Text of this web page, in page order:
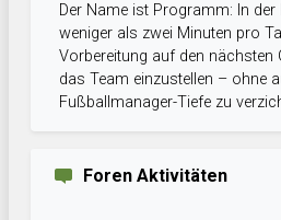
Der Name ist Programm: In der
weniger als zwei Minuten pro
Vorbereitung auf den nächsten
das Team einzustellen – ohne
Fußballmanager-Tiefe zu
Foren Aktivitäten